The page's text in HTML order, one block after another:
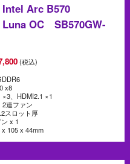
Intel Arc B570
Luna OC SB570GW-
(税込)
x8
×3、HDMI2.1 ×1
連ファン
スロット厚
x 1
105 x 44mm